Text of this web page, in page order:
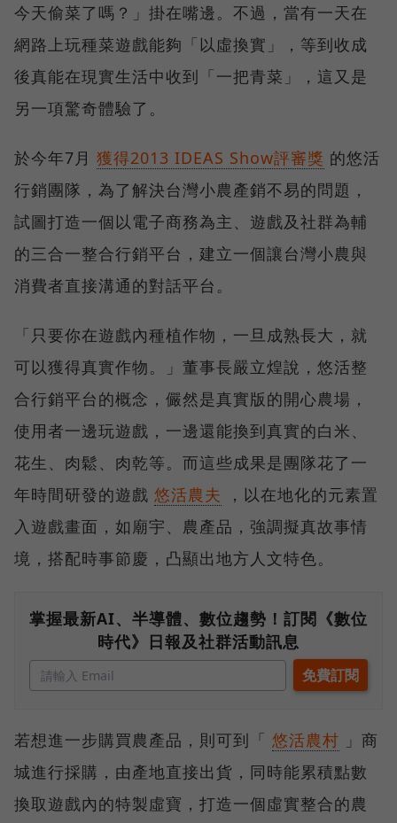
今天偷菜了嗎？」掛在嘴邊。不過，當有一天在
網路上玩種菜遊戲能夠「以虛換實」，等到收成
後真能在現實生活中收到「一把青菜」，這又是
另一項驚奇體驗了。
於今年7月 獲得2013 IDEAS Show評審獎 的悠活
行銷團隊，為了解決台灣小農產銷不易的問題，
試圖打造一個以電子商務為主、遊戲及社群為輔
的三合一整合行銷平台，建立一個讓台灣小農與
消費者直接溝通的對話平台。
「只要你在遊戲內種植作物，一旦成熟長大，就
可以獲得真實作物。」董事長嚴立煌說，悠活整
合行銷平台的概念，儼然是真實版的開心農場，
使用者一邊玩遊戲，一邊還能換到真實的白米、
花生、肉鬆、肉乾等。而這些成果是團隊花了一
年時間研發的遊戲 悠活農夫 ，以在地化的元素置
入遊戲畫面，如廟宇、農產品，強調擬真故事情
境，搭配時事節慶，凸顯出地方人文特色。
掌握最新AI、半導體、數位趨勢！訂閱《數位
時代》日報及社群活動訊息
若想進一步購買農產品，則可到「 悠活農村 」商
城進行採購，由產地直接出貨，同時能累積點數
換取遊戲內的特製虛寶，打造一個虛實整合的農